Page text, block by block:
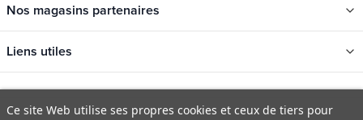
Nos magasins partenaires
Liens utiles
Catégories
Nouveautés
Ce site Web utilise ses propres cookies et ceux de tiers pour